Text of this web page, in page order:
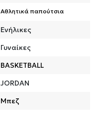
Αθλητικά παπούτσια
Ενήλικες
Γυναίκες
BASKETBALL
JORDAN
Μπεζ